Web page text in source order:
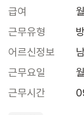
급여
근무유형
어르신정보
근무요일
근무시간